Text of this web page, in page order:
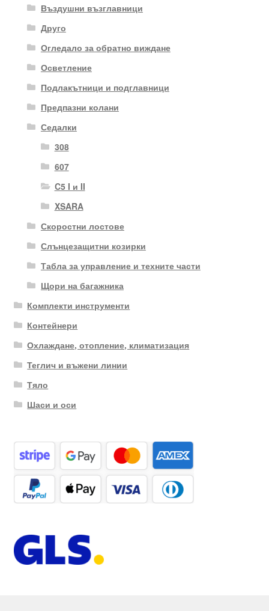
Въздушни възглавници
Друго
Огледало за обратно виждане
Осветление
Подлакътници и подглавници
Предпазни колани
Седалки
308
607
C5 I и II
XSARA
Скоростни лостове
Слънцезащитни козирки
Табла за управление и техните части
Щори на багажника
Комплекти инструменти
Контейнери
Охлаждане, отопление, климатизация
Теглич и въжени линии
Тяло
Шаси и оси